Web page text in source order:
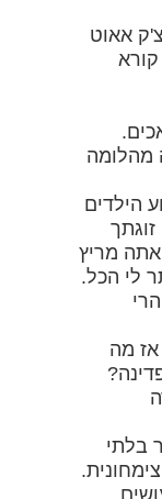
אאוט
מהלומה
הילדים
מריץ
לי הכל.
אז מה
בלתי